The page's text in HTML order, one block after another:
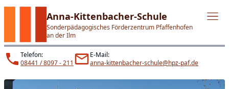
Anna-Kittenbacher-Schule
Sonderpädagogisches Förderzentrum Pfaffenhofen
an der Ilm
Telefon:
08441 / 8097 - 211
E-Mail:
anna-kittenbacher-schule@hpz-paf.de